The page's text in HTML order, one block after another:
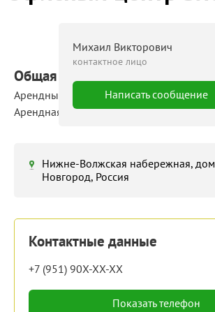
Михаил Викторович
контактное лицо
Написать сообщение
Общая площадь: 3 600 м²
Арендные площади: 12 ‒ 300 м²
Арендная ставка: 500 ‒ 650 руб./м²/мес
Нижне-Волжская набережная,
Новгород, Россия
Контактные данные
+7 (951) 90X-XX-XX
Показать телефон